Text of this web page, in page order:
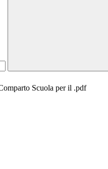
Scuola per il .pdf